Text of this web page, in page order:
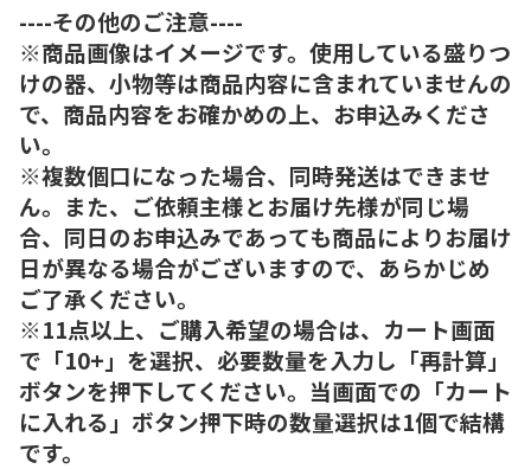
----その他のご注意----
※商品画像はイメージです。使用している盛りつ
けの器、小物等は商品内容に含まれていませんの
で、商品内容をお確かめの上、お申込みくださ
い。
※複数個口になった場合、同時発送はできませ
ん。また、ご依頼主様とお届け先様が同じ場
合、同日のお申込みであっても商品によりお届け
日が異なる場合がございますので、あらかじめ
ご了承ください。
※11点以上、ご購入希望の場合は、カート画面
で「10+」を選択、必要数量を入力し「再計算」
ボタンを押下してください。当画面での「カート
に入れる」ボタン押下時の数量選択は1個で結構
です。